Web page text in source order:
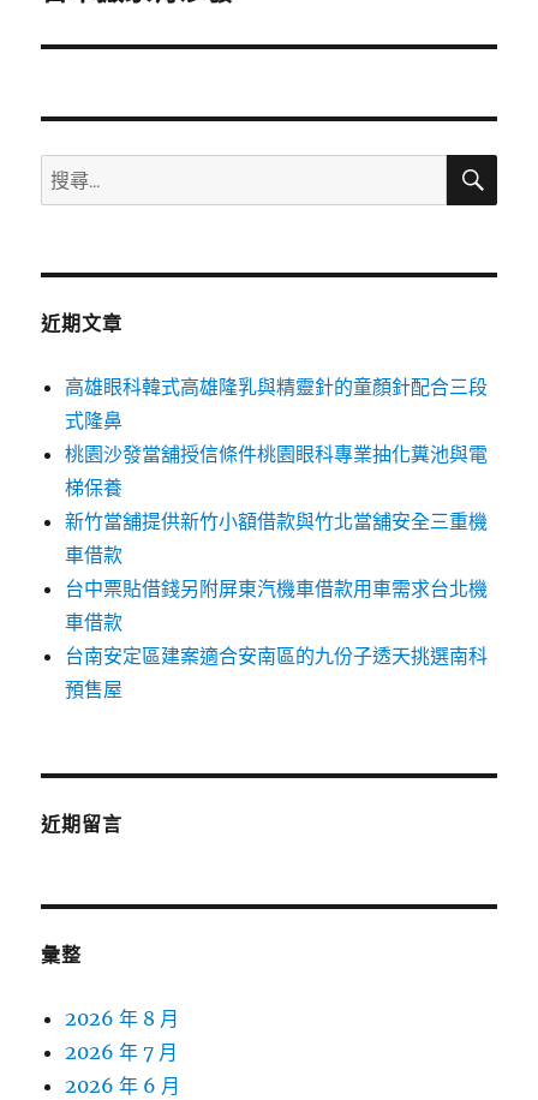
文
搜
尋
鍵
搜
近期文章
高雄眼科韓式高雄隆乳與精靈針的童顏針配合三段
式隆鼻
桃園沙發當舖授信條件桃園眼科專業抽化糞池與電
梯保養
新竹當舖提供新竹小額借款與竹北當舖安全三重機
車借款
台中票貼借錢另附屏東汽機車借款用車需求台北機
車借款
台南安定區建案適合安南區的九份子透天挑選南科
預售屋
近期留言
彙整
2026 年 8 月
2026 年 7 月
2026 年 6 月